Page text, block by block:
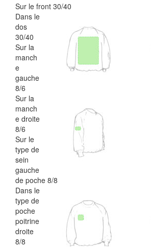
Sur le front 30/40
Dans le
dos
30/40
Sur la
manch
e
gauche
8/6
Sur la
manch
e droite
8/6
Sur le
type de
sein
gauche
de poche 8/8
Dans le
type de
poche
poitrine
droite
8/8